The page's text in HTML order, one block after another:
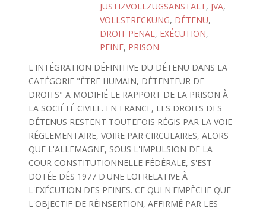
JUSTIZVOLLZUGSANSTALT, JVA,
VOLLSTRECKUNG, DÉTENU,
DROIT PENAL, EXÉCUTION,
PEINE, PRISON
L'INTÉGRATION DÉFINITIVE DU DÉTENU DANS LA
CATÉGORIE "ÈTRE HUMAIN, DÉTENTEUR DE
DROITS" A MODIFIÉ LE RAPPORT DE LA PRISON À
LA SOCIÉTÉ CIVILE. EN FRANCE, LES DROITS DES
DÉTENUS RESTENT TOUTEFOIS RÉGIS PAR LA VOIE
RÉGLEMENTAIRE, VOIRE PAR CIRCULAIRES, ALORS
QUE L'ALLEMAGNE, SOUS L'IMPULSION DE LA
COUR CONSTITUTIONNELLE FÉDÉRALE, S'EST
DOTÉE DÊS 1977 D'UNE LOI RELATIVE À
L'EXÉCUTION DES PEINES. CE QUI N'EMPÈCHE QUE
L'OBJECTIF DE RÉINSERTION, AFFIRMÉ PAR LES